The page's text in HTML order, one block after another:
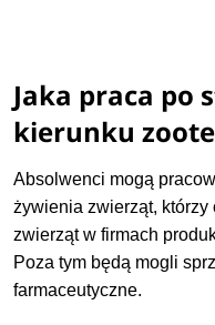
Jaka praca po
kierunku
Absolwenci mogą
żywienia zwierząt,
zwierząt w firmach
Poza tym będą mogli
farmaceutyczne.